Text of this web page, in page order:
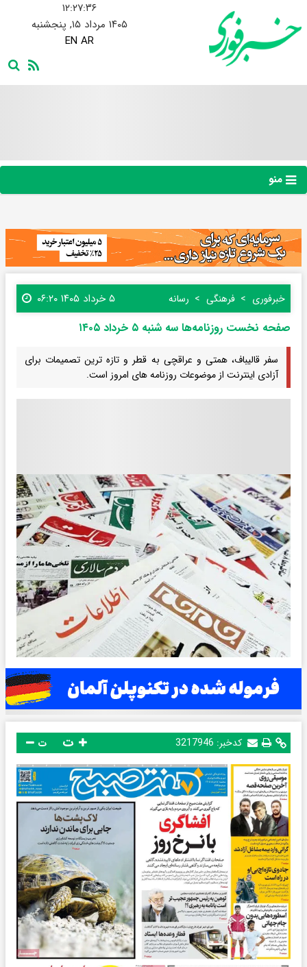
۱۲:۲۷:۳۹
۱۴۰۵ مرداد ۱۵, پنجشنبه
EN AR
منو
خبرفوری فرهنگی رسانه ۵ خرداد ۱۴۰۵ ۰۶:۲۰
صفحه نخست روزنامه‌ها سه شنبه ۵ خرداد ۱۴۰۵
سفر قالیباف، همتی و عراقچی به قطر و تازه ترین تصمیمات برای
آزادی اینترنت از موضوعات روزنامه های امروز است.
کدخبر: 3217946 ت